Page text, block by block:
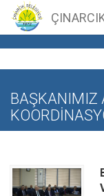
BAŞKANIMIZ